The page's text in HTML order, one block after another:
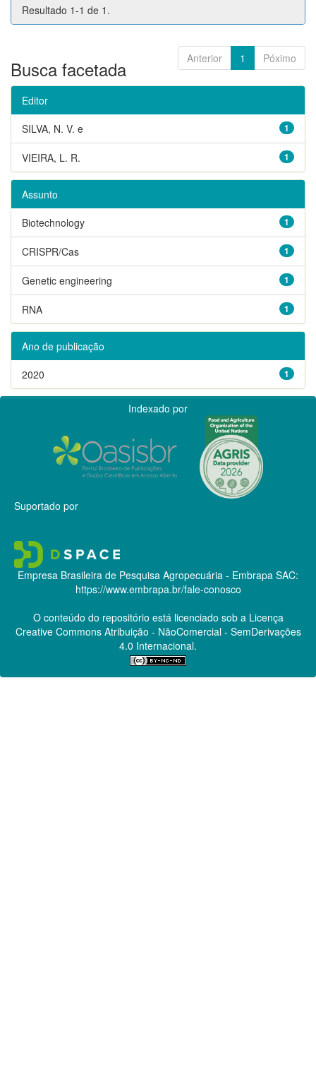
Resultado 1-1 de 1.
Anterior 1 Póximo
Busca facetada
Editor
1
SILVA, N. V. e
1
VIEIRA, L. R.
Assunto
1
Biotechnology
1
CRISPR/Cas
1
Genetic engineering
1
RNA
Ano de publicação
1
2020
Indexado por
Suportado por
Empresa Brasileira de Pesquisa Agropecuária - Embrapa SAC:
https://www.embrapa.br/fale-conosco
O conteúdo do repositório está licenciado sob a Licença
Creative CommonsAtribuição - NãoComercial - SemDerivações
4.0 Internacional.